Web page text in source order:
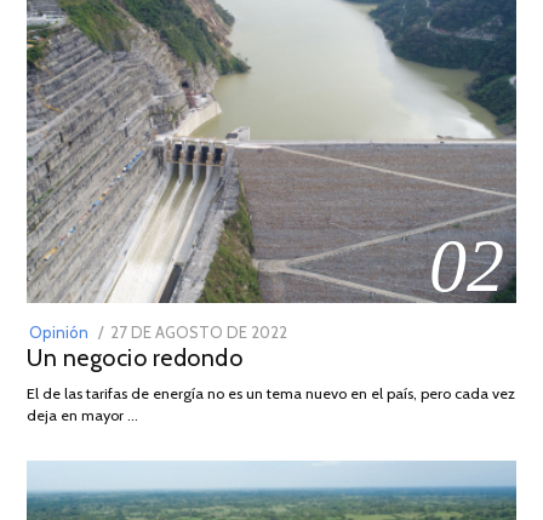
02
Opinión
POSTED
ON
27 DE AGOSTO DE 2022
DE
Un negocio redondo
El de las tarifas de energía no es un tema nuevo en el país, pero cada vez
deja en mayor …